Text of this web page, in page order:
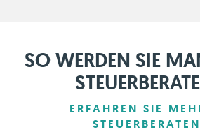
SO WERDEN SIE
ERFAHREN SIE